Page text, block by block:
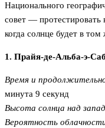
Национального
совет — протестировать
когда солнце будет в
1. Прайя-де-Альба-э-
Время и
минута 9 секунд
Высота солнца над
Вероятность